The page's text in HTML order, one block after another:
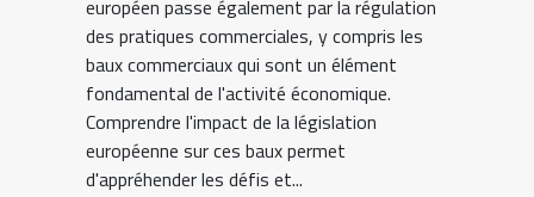
européen passe également par la régulation
des pratiques commerciales, y compris les
baux commerciaux qui sont un élément
fondamental de l'activité économique.
Comprendre l'impact de la législation
européenne sur ces baux permet
d'appréhender les défis et...